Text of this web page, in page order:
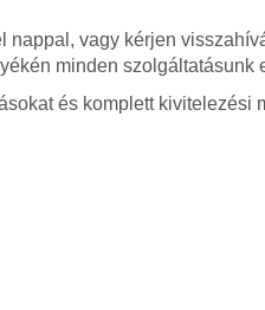
nappal, vagy kérjen
minden szolgáltatásunk
és komplett kivitelezési